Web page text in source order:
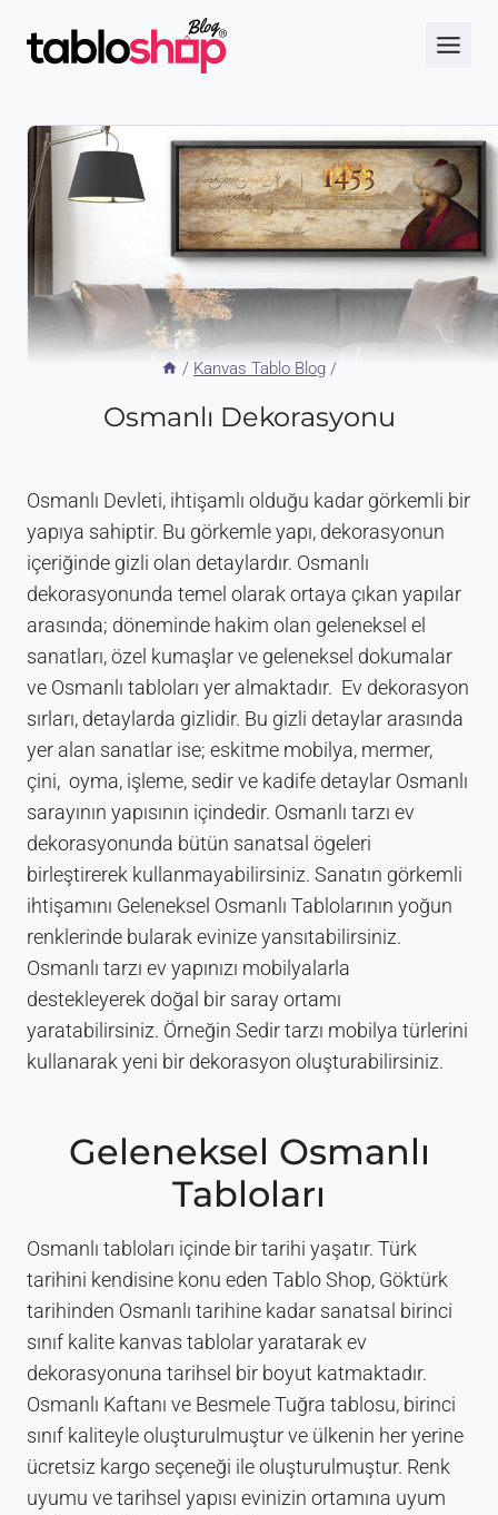
/ Kanvas Tablo Blog /
Osmanlı Dekorasyonu
Osmanlı Devleti, ihtişamlı olduğu kadar görkemli bir
yapıya sahiptir. Bu görkemle yapı, dekorasyonun
içeriğinde gizli olan detaylardır. Osmanlı
dekorasyonunda temel olarak ortaya çıkan yapılar
arasında; döneminde hakim olan geleneksel el
sanatları, özel kumaşlar ve geleneksel dokumalar
ve Osmanlı tabloları yer almaktadır. Ev dekorasyon
sırları, detaylarda gizlidir. Bu gizli detaylar arasında
yer alan sanatlar ise; eskitme mobilya, mermer,
çini, oyma, işleme, sedir ve kadife detaylar Osmanlı
sarayının yapısının içindedir. Osmanlı tarzı ev
dekorasyonunda bütün sanatsal ögeleri
birleştirerek kullanmayabilirsiniz. Sanatın görkemli
ihtişamını Geleneksel Osmanlı Tablolarının yoğun
renklerinde bularak evinize yansıtabilirsiniz.
Osmanlı tarzı ev yapınızı mobilyalarla
destekleyerek doğal bir saray ortamı
yaratabilirsiniz. Örneğin Sedir tarzı mobilya türlerini
kullanarak yeni bir dekorasyon oluşturabilirsiniz.
Geleneksel Osmanlı
Tabloları
Osmanlı tabloları içinde bir tarihi yaşatır. Türk
tarihini kendisine konu eden Tablo Shop, Göktürk
tarihinden Osmanlı tarihine kadar sanatsal birinci
sınıf kalite kanvas tablolar yaratarak ev
dekorasyonuna tarihsel bir boyut katmaktadır.
Osmanlı Kaftanı ve Besmele Tuğra tablosu, birinci
sınıf kaliteyle oluşturulmuştur ve ülkenin her yerine
ücretsiz kargo seçeneği ile oluşturulmuştur. Renk
uyumu ve tarihsel yapısı evinizin ortamına uyum